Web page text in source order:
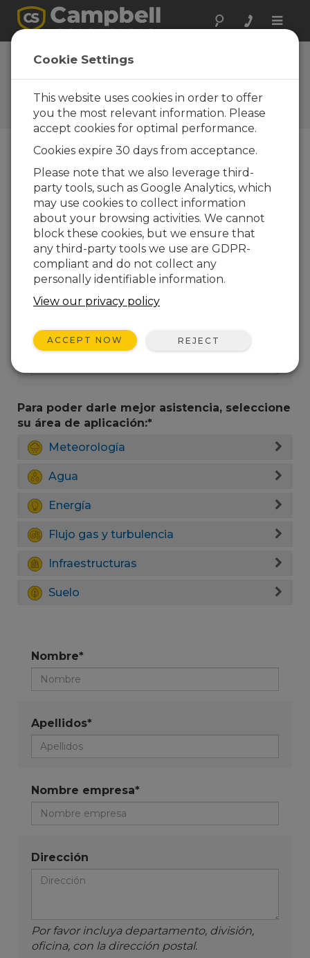
Toggle
Realizar una
consulta
Formularios de consultas
Campbell Scientific
Envíenos el siguiente formulario y contactaremos
con usted.* = campo obligatorio.
Seleccione el tipo de consulta:
Ventas
Soporte
Entre aquí su consulta:*
Para poder darle mejor asistencia, seleccione
su área de aplicación:*
Meteorología
Agua
Energía
Flujo gas y turbulencia
Infraestructuras
Suelo
Nombre*
Apellidos*
Nombre empresa*
Dirección
Por favor incluya departamento, división,
oficina, con la dirección postal.
Cookie Settings
This website uses cookies in order to offer
you the most relevant information. Please
accept cookies for optimal performance.
Cookies expire 30 days from acceptance.
Please note that we also leverage third-
party tools, such as Google Analytics, which
may use cookies to collect information
about your browsing activities. We cannot
block these cookies, but we ensure that
any third-party tools we use are GDPR-
compliant and do not collect any
personally identifiable information.
View our privacy policy
ACCEPT NOW REJECT